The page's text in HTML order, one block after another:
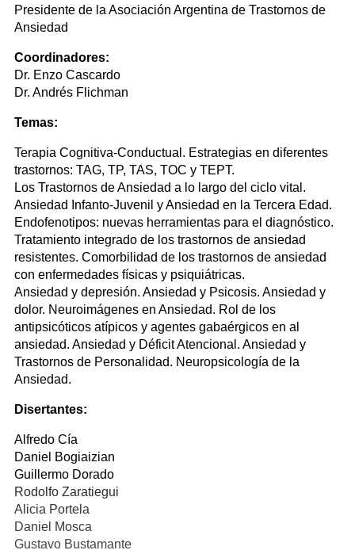
Presidente de la Asociación Argentina de Trastornos de
Ansiedad
Coordinadores:
Dr. Enzo Cascardo
Dr. Andrés Flichman
Temas:
Terapia Cognitiva-Conductual. Estrategias en diferentes
trastornos: TAG, TP, TAS, TOC y TEPT.
Los Trastornos de Ansiedad a lo largo del ciclo vital.
Ansiedad Infanto-Juvenil y Ansiedad en la Tercera Edad.
Endofenotipos: nuevas herramientas para el diagnóstico.
Tratamiento integrado de los trastornos de ansiedad
resistentes. Comorbilidad de los trastornos de ansiedad
con enfermedades físicas y psiquiátricas.
Ansiedad y depresión. Ansiedad y Psicosis. Ansiedad y
dolor. Neuroimágenes en Ansiedad. Rol de los
antipsicóticos atípicos y agentes gabaérgicos en al
ansiedad. Ansiedad y Déficit Atencional. Ansiedad y
Trastornos de Personalidad. Neuropsicología de la
Ansiedad.
Disertantes:
Alfredo Cía
Daniel Bogiaizian
Guillermo Dorado
Rodolfo Zaratiegui
Alicia Portela
Daniel Mosca
Gustavo Bustamante